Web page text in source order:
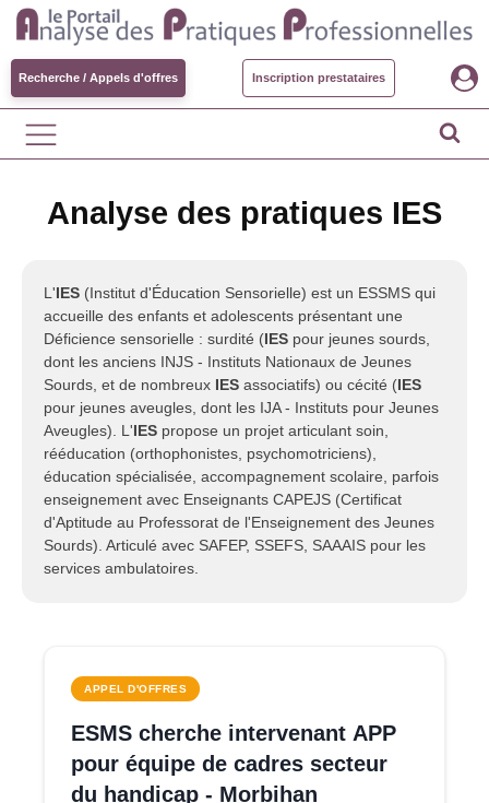
Recherche / Appels d'offres Inscription prestataires
Analyse des pratiques IES
L'IES (Institut d'Éducation Sensorielle) est un ESSMS qui
accueille des enfants et adolescents présentant une
Déficience sensorielle : surdité (IES pour jeunes sourds,
dont les anciens INJS - Instituts Nationaux de Jeunes
Sourds, et de nombreux IES associatifs) ou cécité (IES
pour jeunes aveugles, dont les IJA - Instituts pour Jeunes
Aveugles). L'IES propose un projet articulant soin,
rééducation (orthophonistes, psychomotriciens),
éducation spécialisée, accompagnement scolaire, parfois
enseignement avec Enseignants CAPEJS (Certificat
d'Aptitude au Professorat de l'Enseignement des Jeunes
Sourds). Articulé avec SAFEP, SSEFS, SAAAIS pour les
services ambulatoires.
APPEL D'OFFRES
ESMS cherche intervenant APP
pour équipe de cadres secteur
du handicap - Morbihan